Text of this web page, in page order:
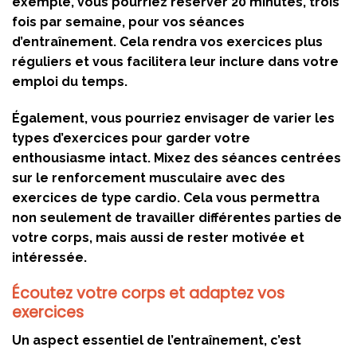
fois par semaine, pour vos séances
d’entraînement. Cela rendra vos exercices plus
réguliers et vous facilitera leur inclure dans votre
emploi du temps.
Également, vous pourriez envisager de varier les
types d’exercices pour garder votre
enthousiasme intact. Mixez des séances centrées
sur le renforcement musculaire avec des
exercices de type cardio. Cela vous permettra
non seulement de travailler différentes parties de
votre corps, mais aussi de rester motivée et
intéressée.
Écoutez votre corps et adaptez vos
exercices
Un aspect essentiel de l’entraînement, c’est